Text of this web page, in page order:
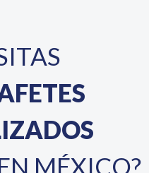
MÉXICO?